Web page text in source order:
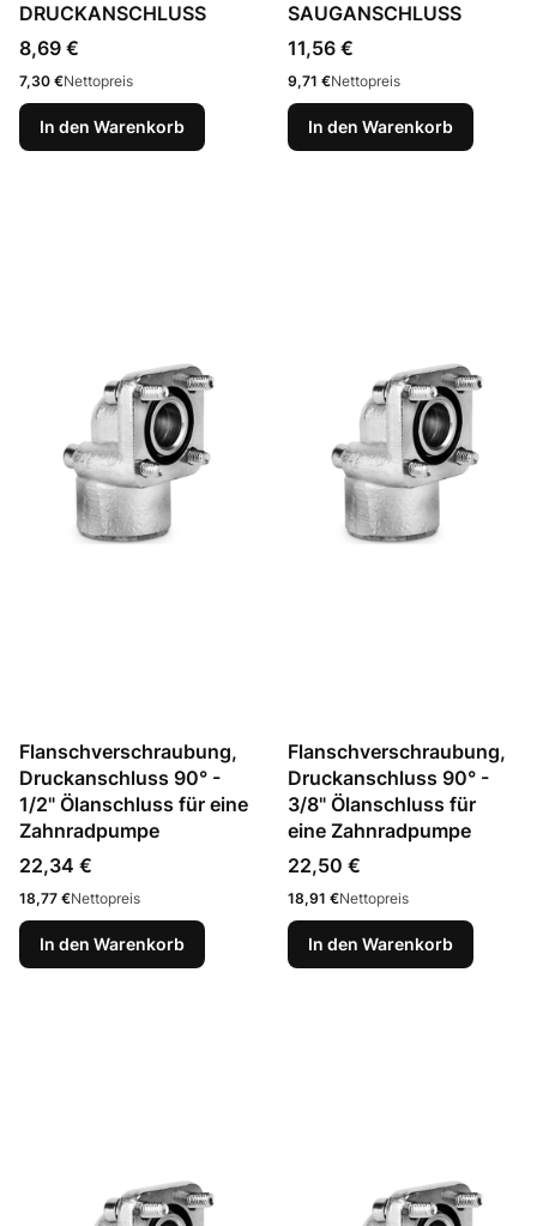
DRUCKANSCHLUSS
Preis
8,69 €
Preis
7,30 €Nettopreis
In den Warenkorb
SAUGANSCHLUSS
Preis
11,56 €
Preis
9,71 €Nettopreis
In den Warenkorb
Flanschverschraubung,
Druckanschluss 90° -
1/2" Ölanschluss für eine
Zahnradpumpe
Preis
22,34 €
Preis
18,77 €Nettopreis
In den Warenkorb
Flanschverschraubung,
Druckanschluss 90° -
3/8" Ölanschluss für
eine Zahnradpumpe
Preis
22,50 €
Preis
18,91 €Nettopreis
In den Warenkorb